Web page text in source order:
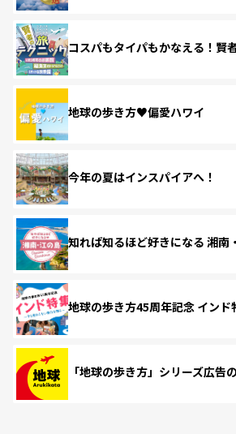
コスパもタイパもかなえる！賢
地球の歩き方♥偏愛ハワイ
今年の夏はインスパイアへ！
知れば知るほど好きになる 湘南
地球の歩き方45周年記念 インド
「地球の歩き方」シリーズ広告